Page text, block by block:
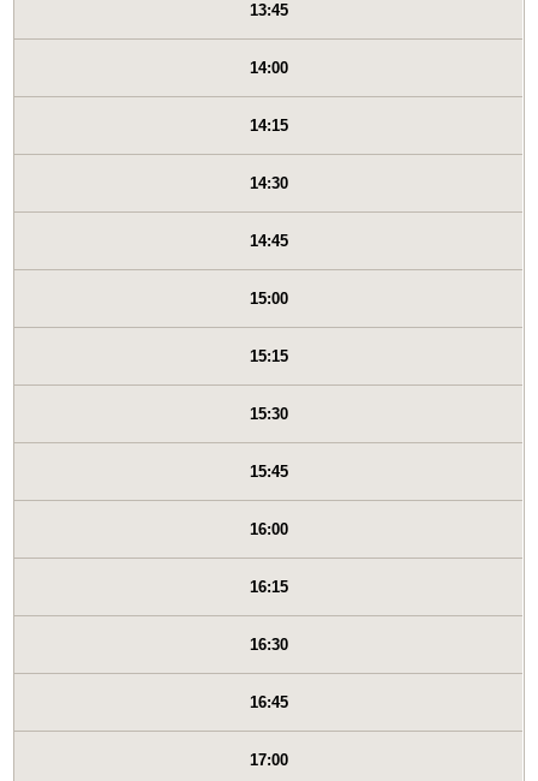
13:45
14:00
14:15
14:30
14:45
15:00
15:15
15:30
15:45
16:00
16:15
16:30
16:45
17:00